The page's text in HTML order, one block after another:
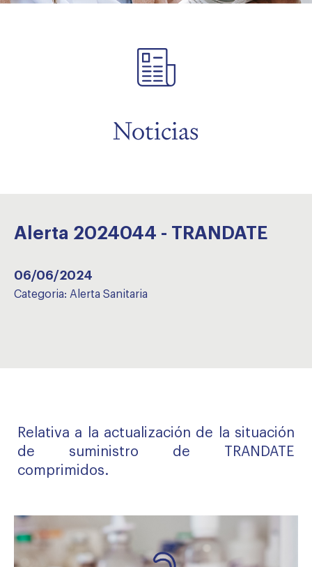
Noticias
Alerta 2024044 - TRANDATE
06/06/2024
Categoria: Alerta Sanitaria
Relativa a la actualización de la situación
de suministro de TRANDATE
comprimidos.